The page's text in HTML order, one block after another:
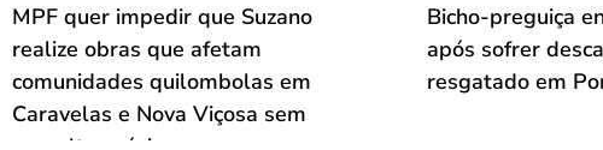
MPF quer impedir que Suzano
realize obras que afetam
comunidades quilombolas em
Caravelas e Nova Viçosa sem
Bicho-preguiça
após sofrer
resgatado em